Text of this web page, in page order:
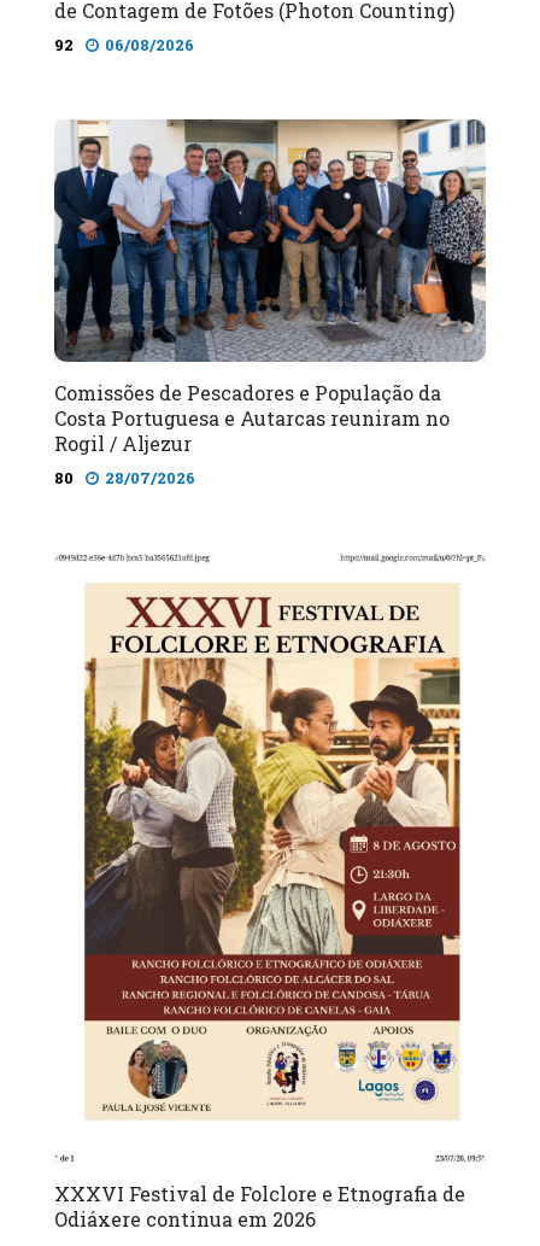
de Contagem de Fotões (Photon Counting)
92 06/08/2026
Comissões de Pescadores e População da
Costa Portuguesa e Autarcas reuniram no
Rogil / Aljezur
80 28/07/2026
XXXVI Festival de Folclore e Etnografia de
Odiáxere continua em 2026